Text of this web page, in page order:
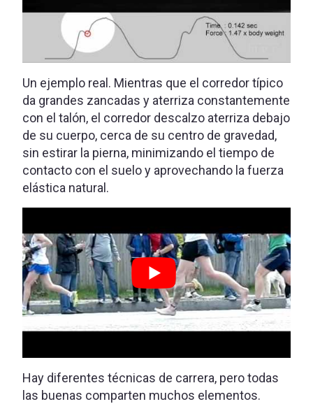
Un ejemplo real. Mientras que el corredor típico
da grandes zancadas y aterriza constantemente
con el talón, el corredor descalzo aterriza debajo
de su cuerpo, cerca de su centro de gravedad,
sin estirar la pierna, minimizando el tiempo de
contacto con el suelo y aprovechando la fuerza
elástica natural.
Hay diferentes técnicas de carrera, pero todas
las buenas comparten muchos elementos.